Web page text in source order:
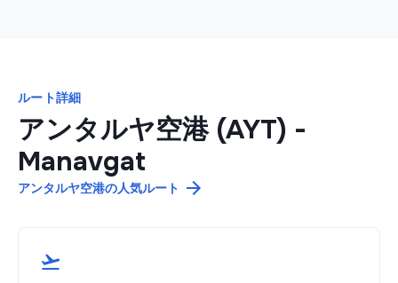
ルート詳細
アンタルヤ空港 (AYT) -
Manavgat
アンタルヤ空港の人気ルート